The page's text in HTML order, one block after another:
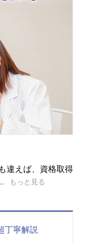
違えば、資格取得
もっと見る
丁寧解説